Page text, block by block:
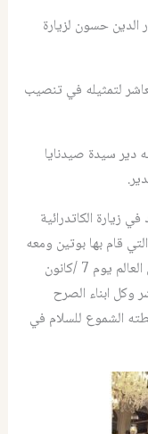
بدر الدين حسون لزيارة
العاشر لتمثيله في تنصيب
دير سيدة صيدنايا
زيارة الكاتدرائية
قام بها بوتين ومعه
الاسد الى الكاتدرائية المريمية اقدم كنيسة في العالم يوم 7 /كانون
وكل ابناء الصرح
الشموع للسلام في